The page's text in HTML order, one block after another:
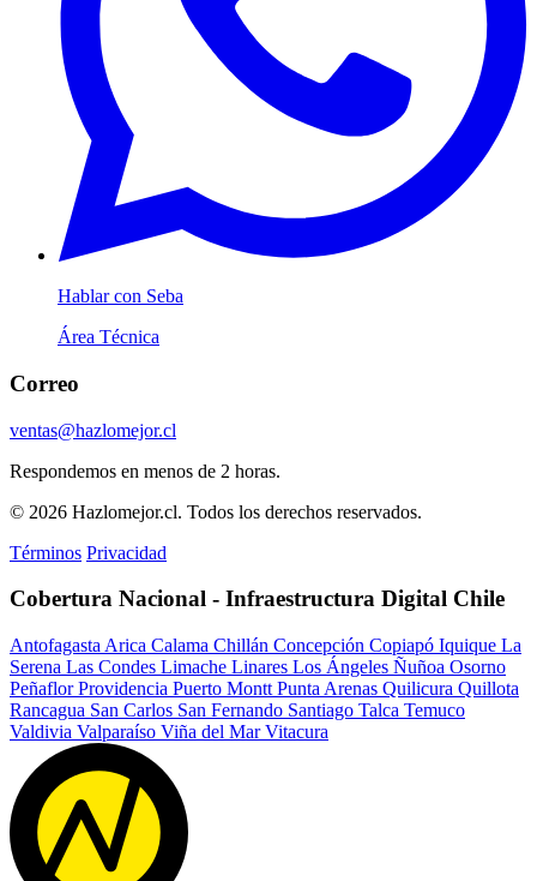
Hablar con Seba
Área Técnica
Correo
ventas@hazlomejor.cl
Respondemos en menos de 2 horas.
© 2026 Hazlomejor.cl. Todos los derechos reservados.
Términos Privacidad
Cobertura Nacional - Infraestructura Digital Chile
Antofagasta Arica Calama Chillán Concepción Copiapó Iquique La
Serena Las Condes Limache Linares Los Ángeles Ñuñoa Osorno
PeñaflorProvidencia Puerto Montt Punta Arenas Quilicura Quillota
Rancagua San Carlos San Fernando Santiago Talca Temuco
Valdivia Valparaíso Viña del MarVitacura